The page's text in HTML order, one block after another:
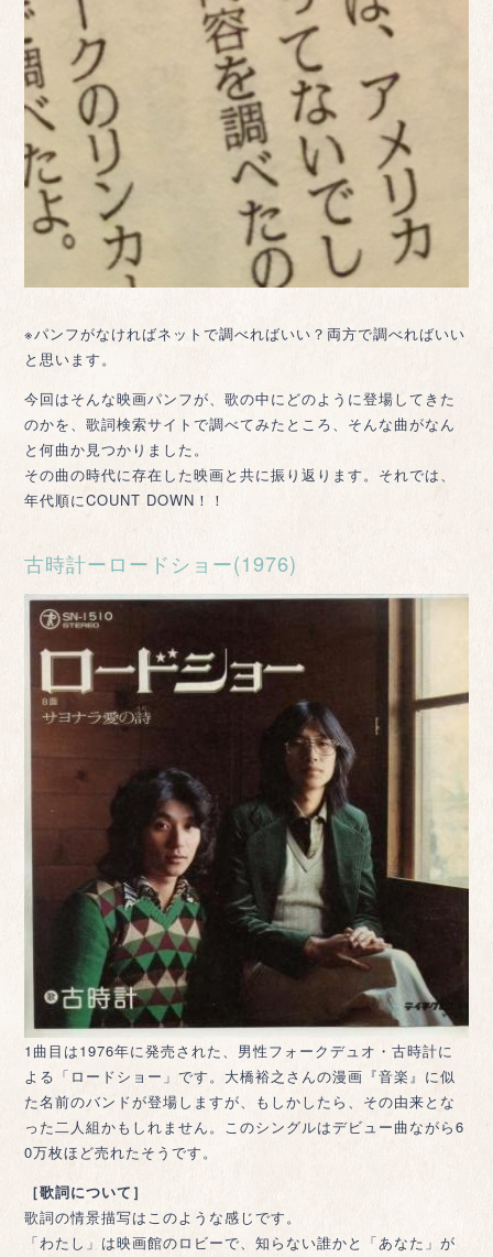
※パンフがなければネットで調べればいい？両方で調べればいい
と思います。
今回はそんな映画パンフが、歌の中にどのように登場してきた
のかを、歌詞検索サイトで調べてみたところ、そんな曲がなん
と何曲か見つかりました。
その曲の時代に存在した映画と共に振り返ります。それでは、
年代順にCOUNT DOWN！！
古時計ーロードショー(1976)
1曲目は1976年に発売された、男性フォークデュオ・古時計に
よる「ロードショー」です。大橋裕之さんの漫画『音楽』に似
た名前のバンドが登場しますが、もしかしたら、その由来とな
った二人組かもしれません。このシングルはデビュー曲ながら6
0万枚ほど売れたそうです。
［歌詞について］
歌詞の情景描写はこのような感じです。
「わたし」は映画館のロビーで、知らない誰かと「あなた」が